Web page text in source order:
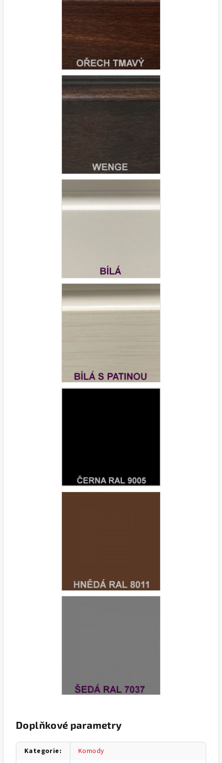
Doplňkové parametry
Kategorie: Komody